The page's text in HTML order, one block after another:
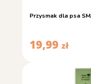
Przysmak dla psa
19,99 zł